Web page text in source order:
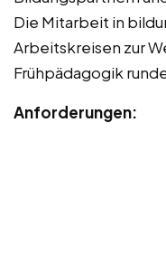
Die Mitarbeit in
Arbeitskreisen zur
Frühpädagogik
Anforderungen: